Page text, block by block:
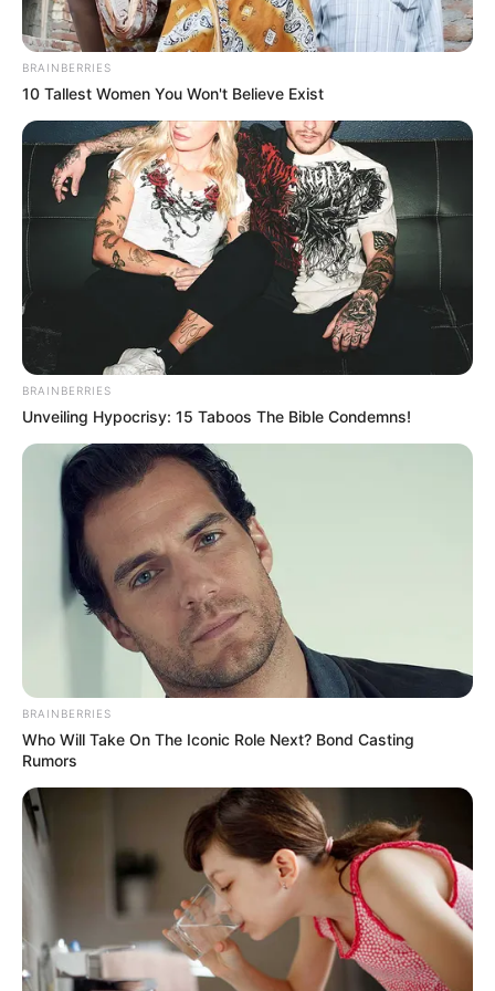
മുട്ടിനു വെടിവച്ചാലും
മുട്ടുകുത്തില്ല’;ചത്താലും ഭയമില്ല, സിസ്റ്റം
എന്നെ തീവ്രവാദിയാക്കി, ആഭ്യന്തര
ആയങ്കിയുടെ പുതിയ ഫേസ്ബുക്ക് പോസ്റ്റ്
വിവാദ ‘മദ്രസ ശമ്പള ബില്‍’ ഉത്തര്‍പ്രദേശ്
മുഖ്യമന്ത്രി യോഗി ആദിത്യനാഥ്
നിയമസഭയില്‍നിന്ന് പിന്‍വലിച്ചു
ബിഹാറില്‍ അധ്യാപകന്‍, നാട്ടിലെത്തി
കഞ്ചാവ് വില്‍പ്പന; പ്രധാന കണ്ണിയടക്കം
ആറുപേര്‍ എക്‌സൈസിന്റെ പിടിയില്‍
ആക്രിക്കൊപ്പം അറിയാതെ വിറ്റത് 11 ലക്ഷം
രൂപയുടെ സ്വര്‍ണം; ആക്രി
വ്യാപാരിയുടെ സത്യസന്ധതയില്‍
പവന്‍
സ്ഥാപനങ്ങള്‍ക്ക് നാളെ അവധി
മുല്ലപ്പെരിയാര്‍ അണക്കെട്ടിന്റെ ഷട്ടര്‍
നാളെ തുറക്കും
ഷെയ്ഖ് ഹസീനയുടെ
വാര്‍ത്താസമ്മേളനത്തില്‍ കേന്ദ്രത്തിന്
പങ്കില്ല; ഇന്ത്യയുടെ നിലപാട്
BRAINBERRIES
10 Tallest Women You Won't Believe Exist
BRAINBERRIES
Unveiling Hypocrisy: 15 Taboos The Bible Condemns!
BRAINBERRIES
Who Will Take On The Iconic Role Next? Bond Casting
Rumors